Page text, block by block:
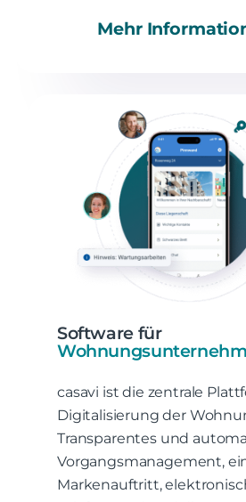
Mehr
Software für
casavi ist die zentrale
Digitalisierung der
Transparentes und
Vorgangsmanagement,
Markenauftritt,